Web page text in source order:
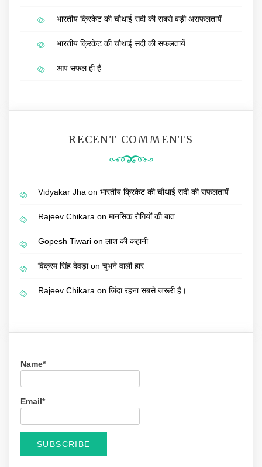
भारतीय क्रिकेट की चौथाई सदी की सबसे बड़ी असफलतायें
भारतीय क्रिकेट की चौथाई सदी की सफलतायें
आप सफल ही हैं
RECENT COMMENTS
Vidyakar Jha on भारतीय क्रिकेट की चौथाई सदी की सफलतायें
Rajeev Chikara on मानसिक रोगियों की बात
Gopesh Tiwari on लाश की कहानी
विक्रम सिंह देवड़ाon चुभने वाली हार
Rajeev Chikara on जिंदा रहना सबसे जरूरी है।
Name*
Email*